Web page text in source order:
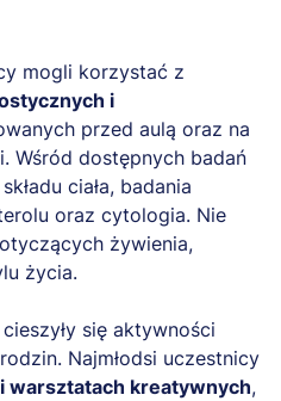
mogli korzystać z
i
przed aulą oraz na
Wśród dostępnych badań
ciała, badania
oraz cytologia. Nie
żywienia,
życia.
się aktywności
Najmłodsi uczestnicy
warsztatach kreatywnych,